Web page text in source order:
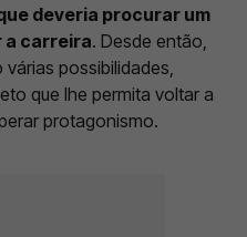
deveria procurar um
a carreira. Desde então,
possibilidades,
que lhe permita voltar a
protagonismo.